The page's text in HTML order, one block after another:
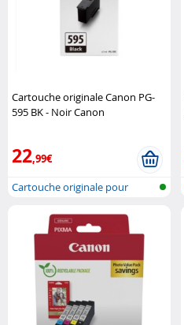
Cartouche originale Canon PG-
595 BK - Noir Canon
22,99€
Cartouche originale pour